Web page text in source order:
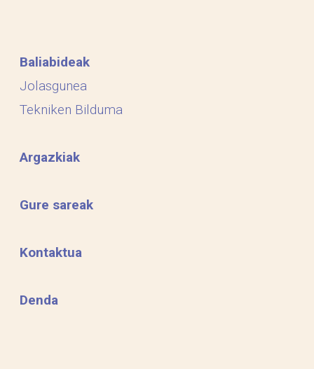
Baliabideak
Jolasgunea
Tekniken Bilduma
Argazkiak
Gure sareak
Kontaktua
Denda